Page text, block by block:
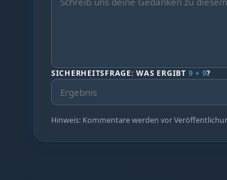
SICHERHEITSFRAGE: WAS ERGIBT 9 + 9?
Hinweis: Kommentare werden vor